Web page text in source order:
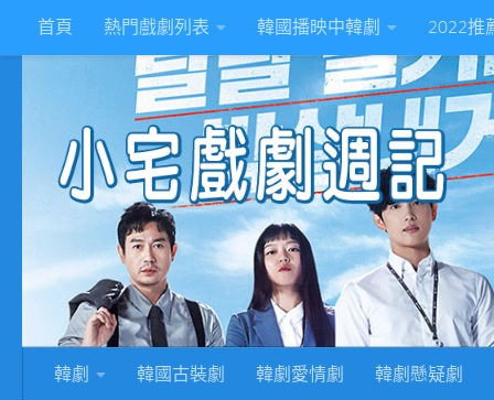
Skip to content
首頁 熱門戲劇列表 韓國播映中韓劇 2022推
韓劇 韓國古裝劇 韓劇愛情劇 韓劇懸疑劇